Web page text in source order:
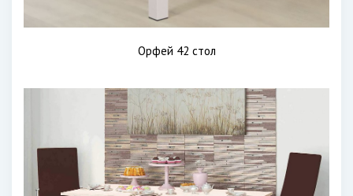
Орфей 42 стол